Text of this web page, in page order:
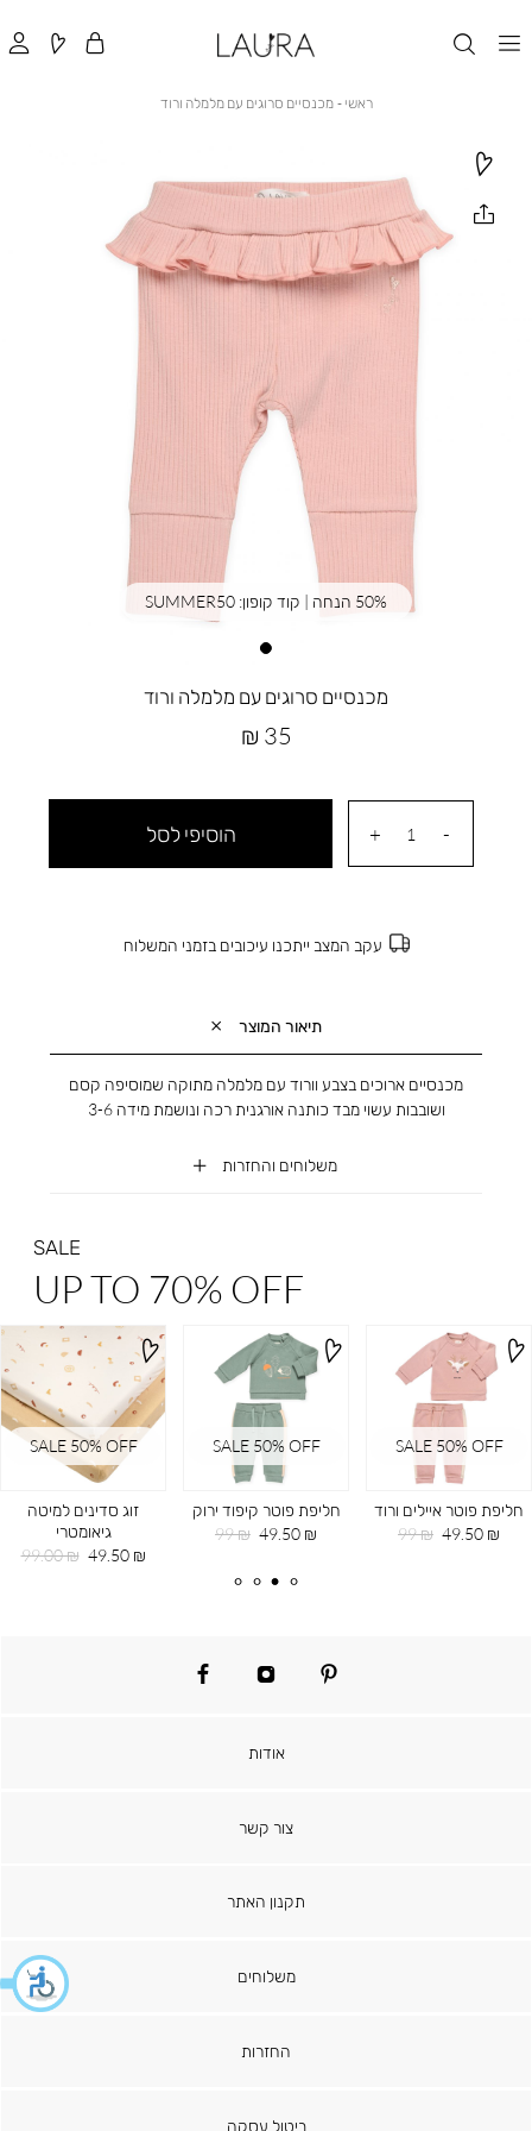
ראשי ראשי
מכנסיים סרוגים עם מלמלה ורודמכנסיים
מכנסיים סרוגים עם מלמלה ורוד
מחיר
35 ₪
הוסיפי לסל
עקב המצב ייתכנו עיכובים בזמני המשלוח
תיאור המוצר
משלוחים והחזרות
מכנסיים ארוכים בצבע וורוד עם מלמלה מתוקה שמוסיפה קסם
ושובבות עשוי מבד כותנה אורגנית רכה ונושמת מידה 3-6
50% הנחה | קוד קופון: SUMMER50
SALE
UP TO 70% OFF
SALE 50% OFF
זוג סדינים למיטה
גיאומטרי
מחיר
49.50 ₪
מחיר
99.00 ₪
SALE 50% OFF
חליפת פוטר קיפוד ירוק
מחיר
49.50 ₪
מחיר
99 ₪
SALE 50% OFF
חליפת פוטר איילים ורוד
מחיר
49.50 ₪
מחיר
99 ₪
pinterest
instagram
facebook
אודות
צור קשר
תקנון האתר
משלוחים
החזרות
ביטול עסקה